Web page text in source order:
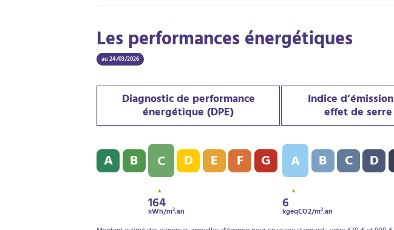
Les performances énergétiques
au 24/03/2026
Diagnostic de performance
énergétique (DPE)
Diagnostic de performance énergétique (DPE) : C - 164 kWh/m².an
A B C
164
kWh/m².an
D E F G
Indice
effet de serre
Indice d’émission de gaz à
A
6
kgeqCO2/m².an
B C D